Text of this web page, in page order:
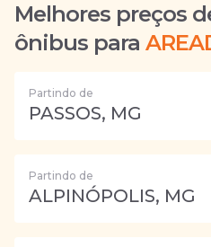
Melhores preços
ônibus para
Partindo de
PASSOS, MG
Partindo de
ALPINÓPOLIS, MG